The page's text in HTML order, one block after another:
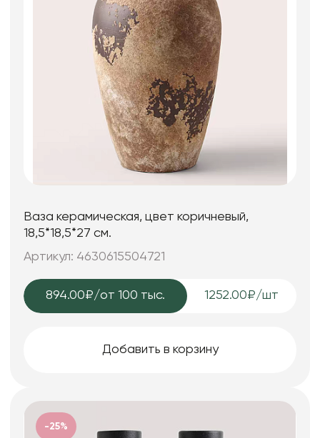
Ваза керамическая, цвет коричневый,
18,5*18,5*27 см.
Артикул: 4630615504721
894.00₽/от 100 тыс. 1252.00₽/шт
Добавить в корзину
-25%